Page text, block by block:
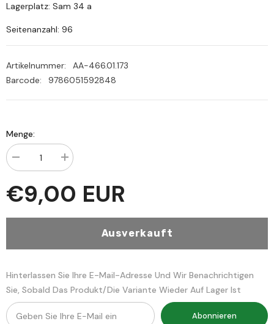
Lagerplatz: Sam 34 a
Seitenanzahl: 96
Artikelnummer:
AA-466.01.173
Barcode:
9786051592848
Menge:
verringern
Tezkiretul
Ahbab
تذكرة
Menge
erhöhen
Tezkiretul
Ahbab
تذكرة
€9,00 EUR
Ausverkauft
Hinterlassen Sie Ihre E-Mail-Adresse Und Wir Benachrichtigen
Sie, Sobald Das Produkt/die Variante Wieder Auf Lager Ist
Abonnieren